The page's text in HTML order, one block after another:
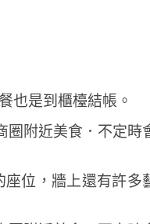
也是到櫃檯結帳。
位，牆上還有許多